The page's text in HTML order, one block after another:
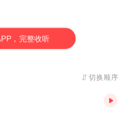
PP，完整收听
切换顺序